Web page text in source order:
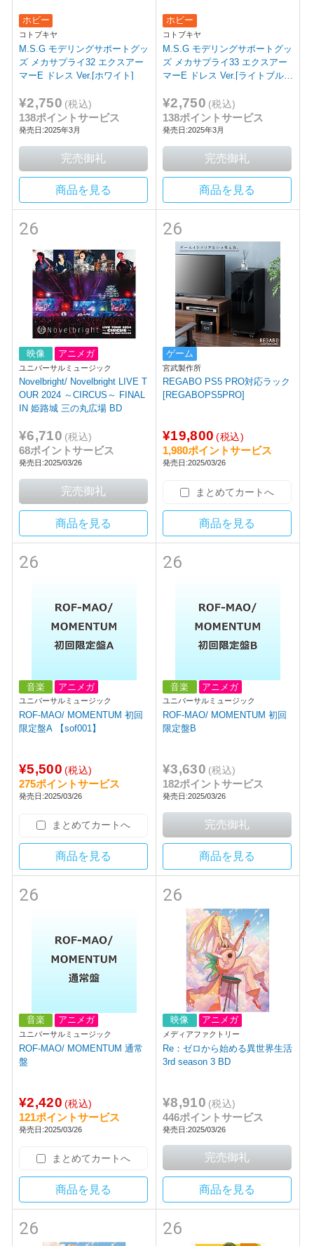
ホビー
コトブキヤ
M.S.G モデリングサポートグッ
ズ メカサプライ32 エクスアー
マーE ドレス Ver.[ホワイト]
¥2,750 (税込)
138ポイントサービス
発売日:2025年3月
商品を見る
ホビー
コトブキヤ
M.S.G モデリングサポートグッ
ズ メカサプライ33 エクスアー
マーE ドレス Ver.[ライトブル
¥2,750 (税込)
138ポイントサービス
発売日:2025年3月
商品を見る
26
映像 アニメガ
ユニバーサルミュージック
Novelbright/ Novelbright LIVE T
OUR 2024 ～CIRCUS～ FINAL
IN 姫路城 三の丸広場 BD
¥6,710 (税込)
68ポイントサービス
発売日:2025/03/26
商品を見る
26
ゲーム
宮武製作所
REGABO PS5 PRO対応ラック
[REGABOPS5PRO]
¥19,800 (税込)
1,980ポイントサービス
発売日:2025/03/26
まとめてカートへ
商品を見る
26
音楽 アニメガ
ユニバーサルミュージック
ROF-MAO/ MOMENTUM 初回
限定盤A 【sof001】
¥5,500 (税込)
275ポイントサービス
発売日:2025/03/26
まとめてカートへ
商品を見る
26
音楽 アニメガ
ユニバーサルミュージック
ROF-MAO/ MOMENTUM 初回
限定盤B
¥3,630 (税込)
182ポイントサービス
発売日:2025/03/26
商品を見る
26
音楽 アニメガ
ユニバーサルミュージック
ROF-MAO/ MOMENTUM 通常
盤
¥2,420 (税込)
121ポイントサービス
発売日:2025/03/26
まとめてカートへ
商品を見る
26
映像 アニメガ
メディアファクトリー
Re：ゼロから始める異世界生活
3rd season 3 BD
¥8,910 (税込)
446ポイントサービス
発売日:2025/03/26
商品を見る
26 26